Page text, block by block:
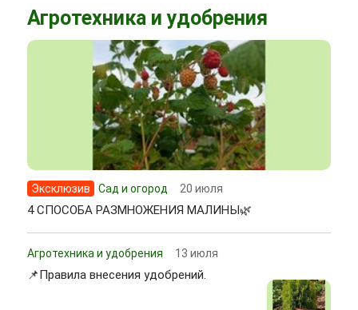
Агротехника и удобрения
Эксклюзив Сад и огород 20 июля
4 СПОСОБА РАЗМНОЖЕНИЯ МАЛИНЫ🌿
Агротехника и удобрения 13 июля
📌Правила внесения удобрений.